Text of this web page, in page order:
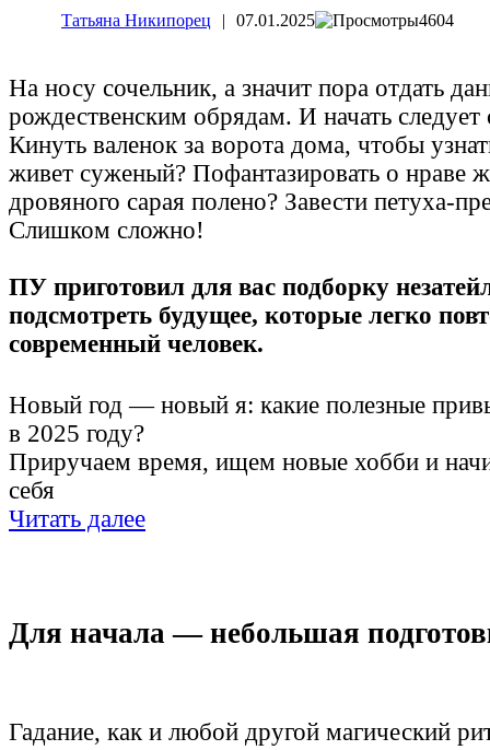
Татьяна Никипорец | 07.01.2025 4604
На носу сочельник, а значит пора отдать
рождественским обрядам. И начать
Кинуть валенок за ворота дома, чтобы
живет суженый? Пофантазировать о нраве
дровяного сарая полено? Завести петуха-
Слишком сложно!
ПУ приготовил для вас подборку
подсмотреть будущее, которые легко
современный человек.
Новый год — новый я: какие полезные
в 2025 году?
Приручаем время, ищем новые хобби и
себя
Читать далее
Для начала — небольшая
Гадание, как и любой другой магический